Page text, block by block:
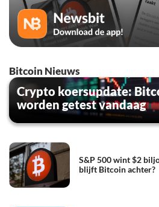
Bitcoin Nieuws
Crypto koersupdate:
worden getest vandaag
S&P 500 wint $2
blijft Bitcoin achter?